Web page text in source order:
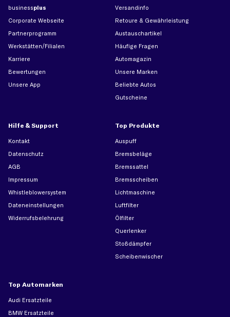
businessplus
Corporate Webseite
Partnerprogramm
Werkstätten/Filialen
Karriere
Bewertungen
Unsere App
Versandinfo
Retoure & Gewährleistung
Austauschartikel
Häufige Fragen
Automagazin
Unsere Marken
Beliebte Autos
Gutscheine
Hilfe & Support
Kontakt
Datenschutz
AGB
Impressum
Whistleblowersystem
Dateneinstellungen
Widerrufsbelehrung
Top Produkte
Auspuff
Bremsbeläge
Bremssattel
Bremsscheiben
Lichtmaschine
Luftfilter
Ölfilter
Querlenker
Stoßdämpfer
Scheibenwischer
Top Automarken
Audi Ersatzteile
BMW Ersatzteile